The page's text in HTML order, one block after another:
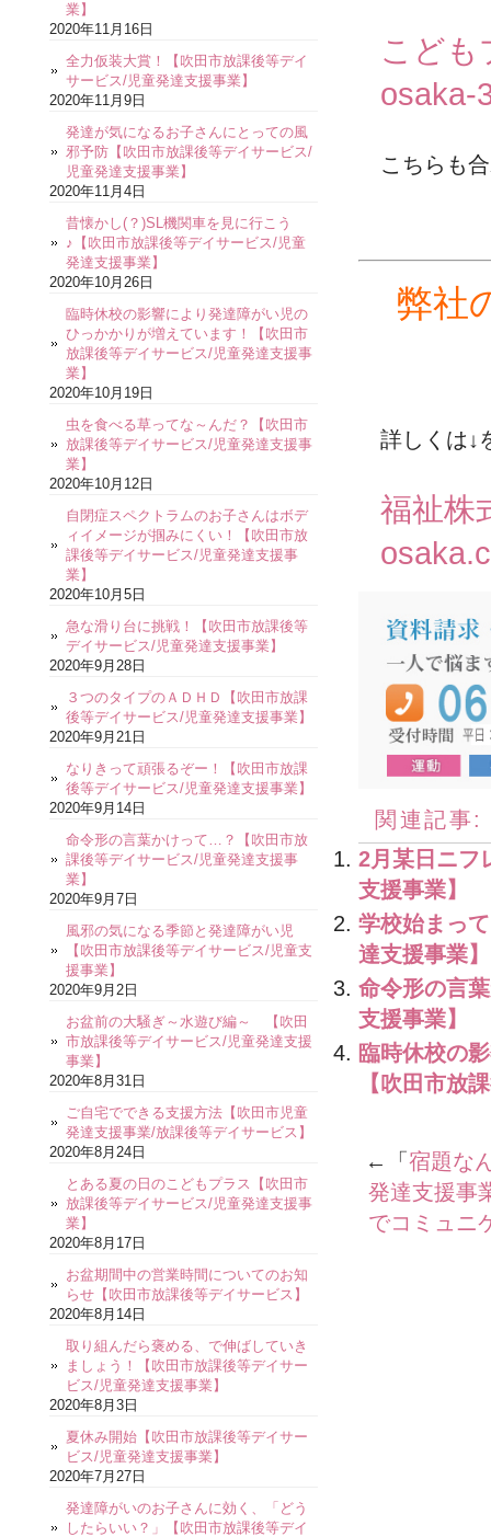
こど
osaka-
こちらも
弊社
詳しくは↓
福祉株
関連記事:
2月某日ニフ
支援事業】
学校始まっ
達支援事業】
命令形の言
支援事業】
臨時休校の
【吹田市放
←「 宿題な
発達支援事
でコミュニ
業】
2020年11月16日
全力仮装大賞！【吹田市放課後等デイ
サービス/児童発達支援事業】
2020年11月9日
発達が気になるお子さんにとっての風
邪予防【吹田市放課後等デイサービス/
児童発達支援事業】
2020年11月4日
昔懐かし(？)SL機関車を見に行こう
♪【吹田市放課後等デイサービス/児童
発達支援事業】
2020年10月26日
臨時休校の影響により発達障がい児の
ひっかかりが増えています！【吹田市
放課後等デイサービス/児童発達支援事
業】
2020年10月19日
虫を食べる草ってな～んだ？【吹田市
放課後等デイサービス/児童発達支援事
業】
2020年10月12日
自閉症スペクトラムのお子さんはボデ
ィイメージが掴みにくい！【吹田市放
課後等デイサービス/児童発達支援事
業】
2020年10月5日
急な滑り台に挑戦！【吹田市放課後等
デイサービス/児童発達支援事業】
2020年9月28日
３つのタイプのＡＤＨＤ【吹田市放課
後等デイサービス/児童発達支援事業】
2020年9月21日
なりきって頑張るぞー！【吹田市放課
後等デイサービス/児童発達支援事業】
2020年9月14日
命令形の言葉かけって…？【吹田市放
課後等デイサービス/児童発達支援事
業】
2020年9月7日
風邪の気になる季節と発達障がい児
【吹田市放課後等デイサービス/児童支
援事業】
2020年9月2日
お盆前の大騒ぎ～水遊び編～ 【吹田
市放課後等デイサービス/児童発達支援
事業】
2020年8月31日
ご自宅でできる支援方法【吹田市児童
発達支援事業/放課後等デイサービス】
2020年8月24日
とある夏の日のこどもプラス【吹田市
放課後等デイサービス/児童発達支援事
業】
2020年8月17日
お盆期間中の営業時間についてのお知
らせ【吹田市放課後等デイサービス】
2020年8月14日
取り組んだら褒める、で伸ばしていき
ましょう！【吹田市放課後等デイサー
ビス/児童発達支援事業】
2020年8月3日
夏休み開始【吹田市放課後等デイサー
ビス/児童発達支援事業】
2020年7月27日
発達障がいのお子さんに効く、「どう
したらいい？」【吹田市放課後等デイ